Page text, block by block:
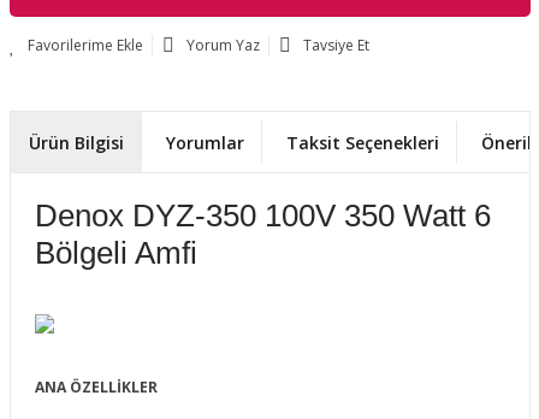
Yorum Yaz Tavsiye Et
Ürün Bilgisi Yorumlar Taksit Seçenekleri
Denox DYZ-350 100V 350 Watt 6
Bölgeli Amfi
ANA ÖZELLİKLER